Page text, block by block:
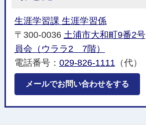
生涯学習課 生涯学習係
〒300-0036 土浦市大和町9番2号
員会（ウララ2 7階）
電話番号： 029-826-1111 （代）
メールでお問い合わせをする